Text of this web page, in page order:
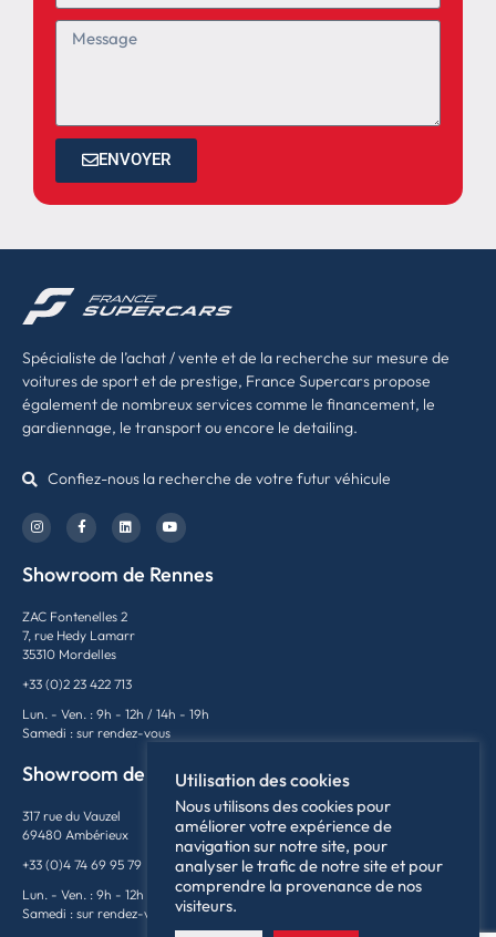
ENVOYER
Spécialiste de l’achat / vente et de la recherche sur mesure de
voitures de sport et de prestige, France Supercars propose
également de nombreux services comme le financement, le
gardiennage, le transport ou encore le detailing.
Confiez-nous la recherche de votre futur véhicule
Showroom de Rennes
ZAC Fontenelles 2
7, rue Hedy Lamarr
35310 Mordelles
+33 (0)2 23 422 713
Lun. - Ven. : 9h - 12h / 14h - 19h
Samedi : sur rendez-vous
Showroom de Lyon
317 rue du Vauzel
69480 Ambérieux
+33 (0)4 74 69 95 79
Lun. - Ven. : 9h - 12h / 14h - 18h
Samedi : sur rendez-vous
Utilisation des cookies
Nous utilisons des cookies pour
améliorer votre expérience de
navigation sur notre site, pour
analyser le trafic de notre site et pour
comprendre la provenance de nos
visiteurs.